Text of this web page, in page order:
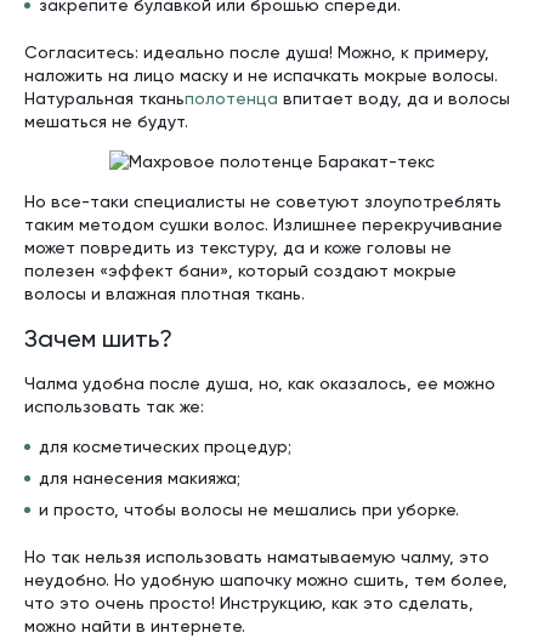
закрепите булавкой или брошью спереди.
Согласитесь: идеально после душа! Можно, к примеру,
наложить на лицо маску и не испачкать мокрые волосы.
Натуральная тканьполотенца впитает воду, да и волосы
мешаться не будут.
Но все-таки специалисты не советуют злоупотреблять
таким методом сушки волос. Излишнее перекручивание
может повредить из текстуру, да и коже головы не
полезен «эффект бани», который создают мокрые
волосы и влажная плотная ткань.
Зачем шить?
Чалма удобна после душа, но, как оказалось, ее можно
использовать так же:
для косметических процедур;
для нанесения макияжа;
и просто, чтобы волосы не мешались при уборке.
Но так нельзя использовать наматываемую чалму, это
неудобно. Но удобную шапочку можно сшить, тем более,
что это очень просто! Инструкцию, как это сделать,
можно найти в интернете.